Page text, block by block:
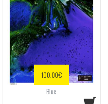
100.00€
Blue